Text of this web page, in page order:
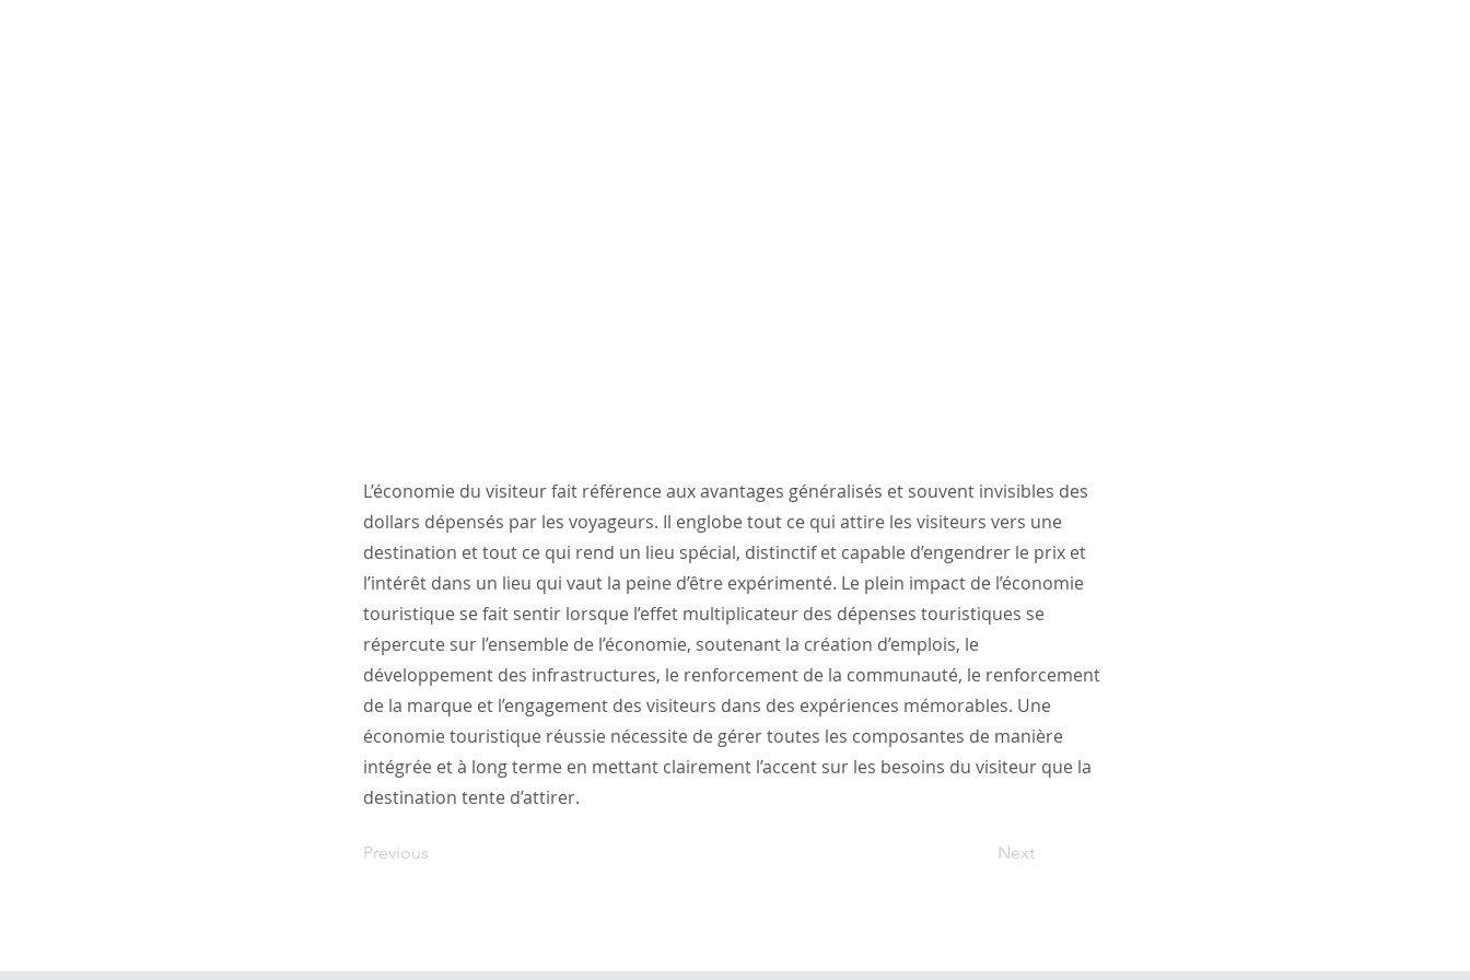
L’économie du visiteur fait référence aux avantages généralisés et souvent invisibles des
dollars dépensés par les voyageurs. Il englobe tout ce qui attire les visiteurs vers une
destination et tout ce qui rend un lieu spécial, distinctif et capable d’engendrer le prix et
l’intérêt dans un lieu qui vaut la peine d’être expérimenté. Le plein impact de l’économie
touristique se fait sentir lorsque l’effet multiplicateur des dépenses touristiques se
répercute sur l’ensemble de l’économie, soutenant la création d’emplois, le
développement des infrastructures, le renforcement de la communauté, le renforcement
de la marque et l’engagement des visiteurs dans des expériences mémorables. Une
économie touristique réussie nécessite de gérer toutes les composantes de manière
intégrée et à long terme en mettant clairement l’accent sur les besoins du visiteur que la
destination tente d’attirer.
Previous Next